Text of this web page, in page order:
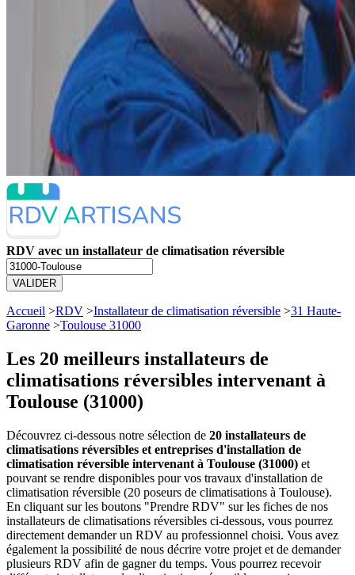
RDV avec un installateur de climatisation réversible
VALIDER
Accueil >RDV >Installateur de climatisation réversible >31 Haute-
Garonne >Toulouse 31000
Les 20 meilleurs installateurs de
climatisations réversibles intervenant à
Toulouse (31000)
Découvrez ci-dessous notre sélection de 20 installateurs de
climatisations réversibles et entreprises d'installation de
climatisation réversible intervenant à Toulouse (31000) et
pouvant se rendre disponibles pour vos travaux d'installation de
climatisation réversible (20 poseurs de climatisations à Toulouse).
En cliquant sur les boutons "Prendre RDV" sur les fiches de nos
installateurs de climatisations réversibles ci-dessous, vous pourrez
directement demander un RDV au professionnel choisi. Vous avez
également la possibilité de nous décrire votre projet et de demander
plusieurs RDV afin de gagner du temps. Vous pourrez recevoir